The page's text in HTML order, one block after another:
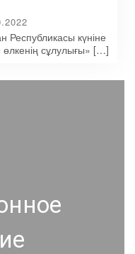
Республикасы күніне
сұлулығы» […]